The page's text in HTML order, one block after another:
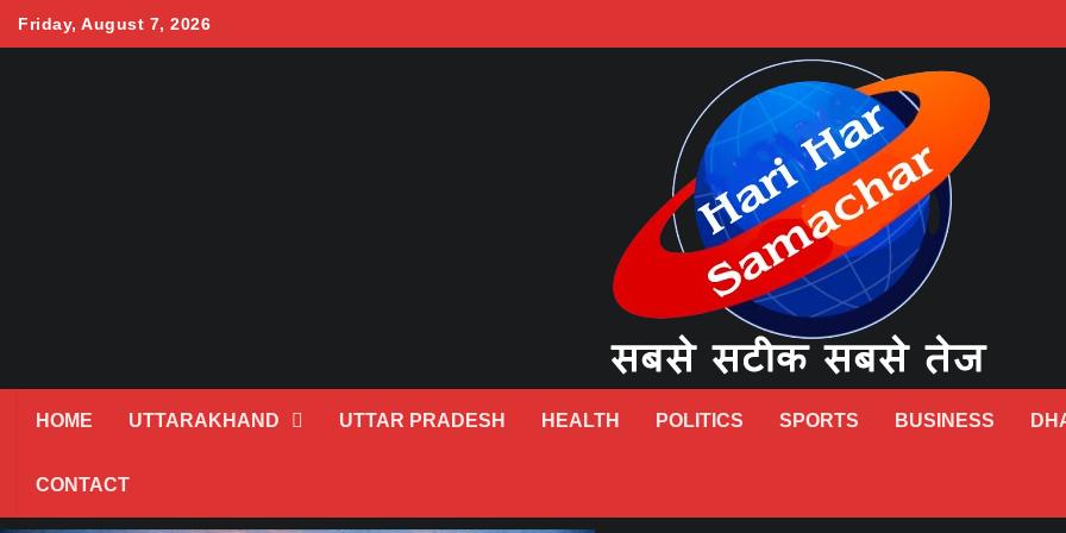
Friday, August 7, 2026
HOME UTTARAKHAND UTTAR PRADESH HEALTH POLITICS SPORTS BUSINESS
CONTACT